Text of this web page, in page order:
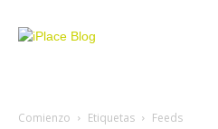
Comienzo Etiquetas Feeds